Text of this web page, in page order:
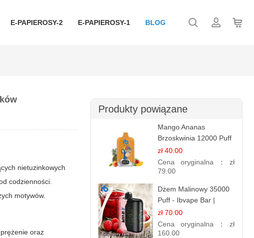
E-PAPIEROSY-2 E-PAPIEROSY-1 BLOG
nietuzinkowych
codzienności.
motywów.
oraz
Produkty powiązane
Mango Ananas
Brzoskwinia 12000 Puff
| Jednorazowy E-
papieros | Tropikalny
Smak
zł 40.00
Cena oryginalna： zł
79.00
Dżem Malinowy 35000
Puff - Ibvape Bar |
Słodki E-papieros
Jednorazowy
zł 70.00
Cena oryginalna： zł
160.00